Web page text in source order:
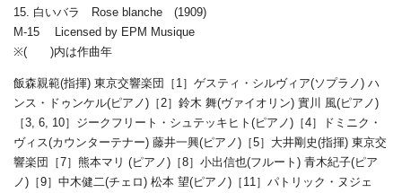
15. 白いバラ Rose blanche (1909)
M-15 Licensed by EPM Musique
※( )内は作曲年
飯森親範(指揮) 東京交響楽団［1］ゲスティ・シルヴィア(ソプラノ) ハ
ンス・ドゥンケル(ピアノ)［2］鈴木 舞(ヴァイオリン) 實川 風(ピアノ)
［3, 6, 10］ジークフリート・シュテッキヒト(ピアノ)［4］ドミニク・
ヴィス(カウンターテナー) 藤井一興(ピアノ)［5］大井剛史(指揮) 東京交
響楽団［7］熊本マリ (ピアノ)［8］小出信也(フルート) 青木紀子(ピア
ノ)［9］中木健二(チェロ) 松本 望(ピアノ)［11］パトリック・ヌジェ